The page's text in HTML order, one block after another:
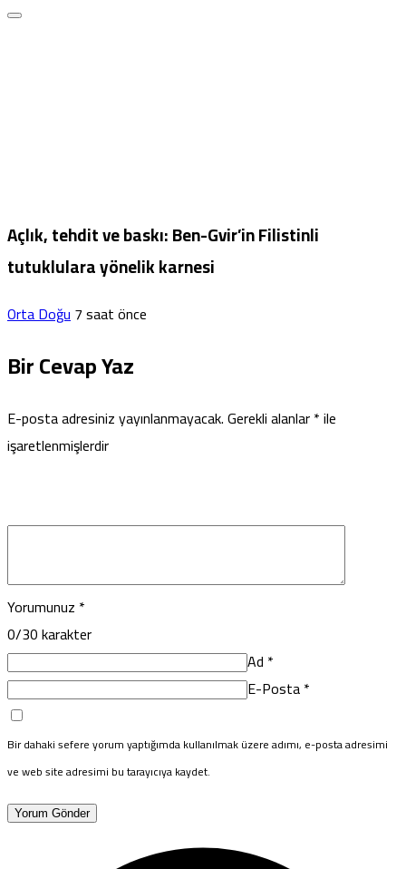
Açlık, tehdit ve baskı: Ben-Gvir’in Filistinli
tutuklulara yönelik karnesi
Orta Doğu7 saat önce
Bir Cevap Yaz
E-posta adresiniz yayınlanmayacak.Gerekli alanlar*ile
işaretlenmişlerdir
Yorumunuz *
0/30 karakter
Ad *
E-Posta*
Bir dahaki sefere yorum yaptığımda kullanılmak üzere adımı, e-posta adresimi
ve web site adresimi bu tarayıcıya kaydet.
Yorum Gönder